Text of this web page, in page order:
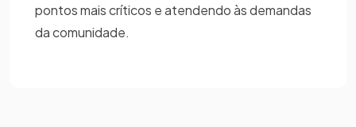
pontos mais críticos e atendendo às demandas
da comunidade.